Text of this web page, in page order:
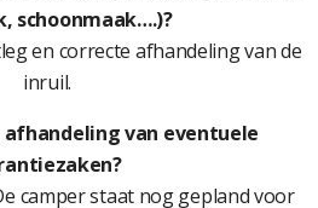
schoonmaak….)?
en correcte afhandeling van de
inruil.
afhandeling van eventuele
camper staat nog gepland voor